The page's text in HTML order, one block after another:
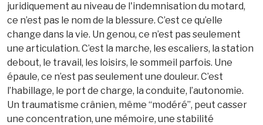
juridiquement au niveau de l'indemnisation du motard,
ce n’est pas le nom de la blessure. C’est ce qu’elle
change dans la vie. Un genou, ce n’est pas seulement
une articulation. C’est la marche, les escaliers, la station
debout, le travail, les loisirs, le sommeil parfois. Une
épaule, ce n’est pas seulement une douleur. C’est
l’habillage, le port de charge, la conduite, l’autonomie.
Un traumatisme crânien, même “modéré”, peut casser
une concentration, une mémoire, une stabilité